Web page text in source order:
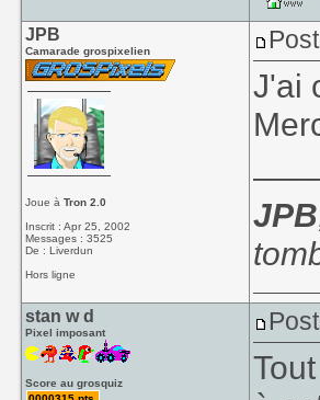
JPB
Camarade grospixelien
Joue àTron 2.0
Inscrit : Apr 25, 2002
Messages : 3525
De : Liverdun
Hors ligne
J'ai
JPB
stan w d
Pixel imposant
Score au grosquiz